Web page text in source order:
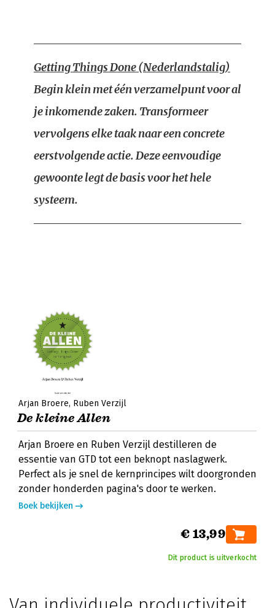
Getting Things Done (Nederlandstalig)
Begin klein met één verzamelpunt voor al
je inkomende zaken. Transformeer
vervolgens elke taak naar een concrete
eerstvolgende actie. Deze eenvoudige
gewoonte legt de basis voor het hele
systeem.
Arjan Broere Ruben Verzijl
De kleine Allen
Arjan Broere en Ruben Verzijl destilleren de
essentie van GTD tot een beknopt naslagwerk.
Perfect als je snel de kernprincipes wilt doorgronden
zonder honderden pagina's door te werken.
Boek bekijken
€ 13,99
Dit product is uitverkocht